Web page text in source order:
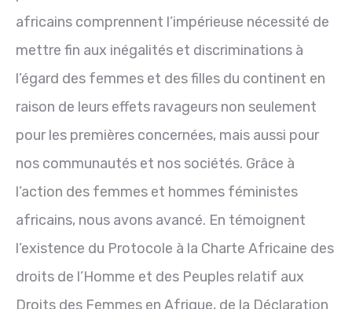
africains comprennent l’impérieuse nécessité de
mettre fin aux inégalités et discriminations à
l’égard des femmes et des filles du continent en
raison de leurs effets ravageurs non seulement
pour les premières concernées, mais aussi pour
nos communautés et nos sociétés. Grâce à
l’action des femmes et hommes féministes
africains, nous avons avancé. En témoignent
l’existence du Protocole à la Charte Africaine des
droits de l’Homme et des Peuples relatif aux
Droits des Femmes en Afrique, de la Déclaration